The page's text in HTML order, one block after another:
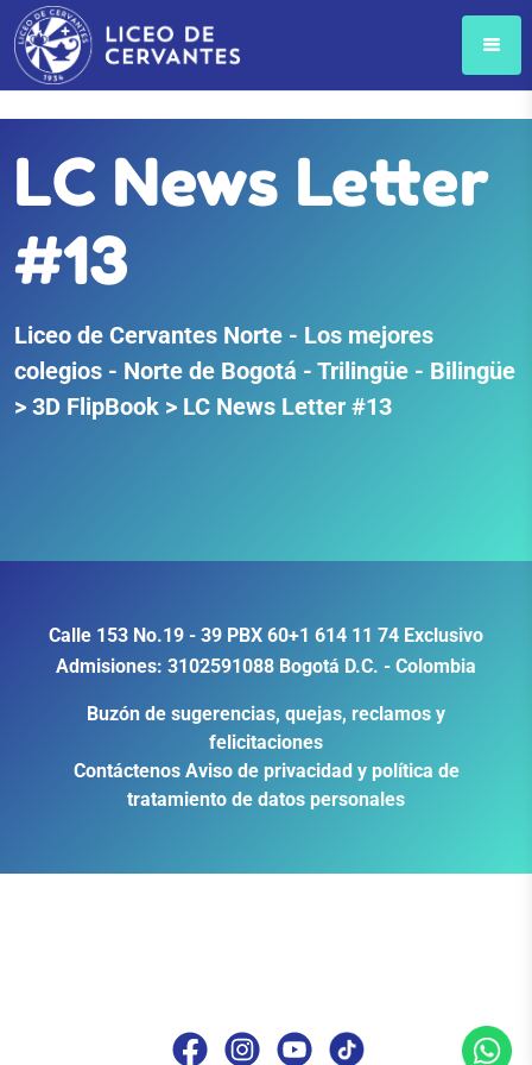
LC News Letter
#13
Liceo de Cervantes Norte - Los mejores
colegios - Norte de Bogotá - Trilingüe - Bilingüe
> 3D FlipBook > LC News Letter #13
Calle 153 No.19 - 39 PBX 60+1 614 11 74 Exclusivo
Admisiones: 3102591088 Bogotá D.C. - Colombia
Buzón de sugerencias, quejas, reclamos y
felicitaciones
Contáctenos Aviso de privacidad y política de
tratamiento de datos personales